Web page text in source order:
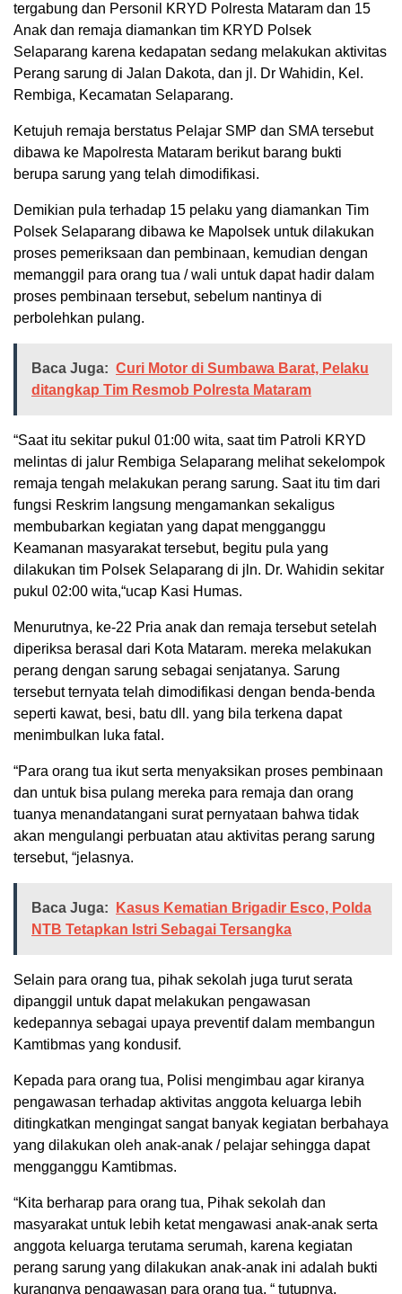
tergabung dan Personil KRYD Polresta Mataram dan 15
Anak dan remaja diamankan tim KRYD Polsek
Selaparang karena kedapatan sedang melakukan aktivitas
Perang sarung di Jalan Dakota, dan jl. Dr Wahidin, Kel.
Rembiga, Kecamatan Selaparang.
Ketujuh remaja berstatus Pelajar SMP dan SMA tersebut
dibawa ke Mapolresta Mataram berikut barang bukti
berupa sarung yang telah dimodifikasi.
Demikian pula terhadap 15 pelaku yang diamankan Tim
Polsek Selaparang dibawa ke Mapolsek untuk dilakukan
proses pemeriksaan dan pembinaan, kemudian dengan
memanggil para orang tua / wali untuk dapat hadir dalam
proses pembinaan tersebut, sebelum nantinya di
perbolehkan pulang.
Baca Juga: Curi Motor di Sumbawa Barat, Pelaku
ditangkap Tim Resmob Polresta Mataram
“Saat itu sekitar pukul 01:00 wita, saat tim Patroli KRYD
melintas di jalur Rembiga Selaparang melihat sekelompok
remaja tengah melakukan perang sarung. Saat itu tim dari
fungsi Reskrim langsung mengamankan sekaligus
membubarkan kegiatan yang dapat mengganggu
Keamanan masyarakat tersebut, begitu pula yang
dilakukan tim Polsek Selaparang di jln. Dr. Wahidin sekitar
pukul 02:00 wita,“ucap Kasi Humas.
Menurutnya, ke-22 Pria anak dan remaja tersebut setelah
diperiksa berasal dari Kota Mataram. mereka melakukan
perang dengan sarung sebagai senjatanya. Sarung
tersebut ternyata telah dimodifikasi dengan benda-benda
seperti kawat, besi, batu dll. yang bila terkena dapat
menimbulkan luka fatal.
“Para orang tua ikut serta menyaksikan proses pembinaan
dan untuk bisa pulang mereka para remaja dan orang
tuanya menandatangani surat pernyataan bahwa tidak
akan mengulangi perbuatan atau aktivitas perang sarung
tersebut, “jelasnya.
Baca Juga:
Kasus Kematian Brigadir Esco, Polda
NTB Tetapkan Istri Sebagai Tersangka
Selain para orang tua, pihak sekolah juga turut serata
dipanggil untuk dapat melakukan pengawasan
kedepannya sebagai upaya preventif dalam membangun
Kamtibmas yang kondusif.
Kepada para orang tua, Polisi mengimbau agar kiranya
pengawasan terhadap aktivitas anggota keluarga lebih
ditingkatkan mengingat sangat banyak kegiatan berbahaya
yang dilakukan oleh anak-anak / pelajar sehingga dapat
mengganggu Kamtibmas.
“Kita berharap para orang tua, Pihak sekolah dan
masyarakat untuk lebih ketat mengawasi anak-anak serta
anggota keluarga terutama serumah, karena kegiatan
perang sarung yang dilakukan anak-anak ini adalah bukti
kurangnya pengawasan para orang tua, “ tutupnya.